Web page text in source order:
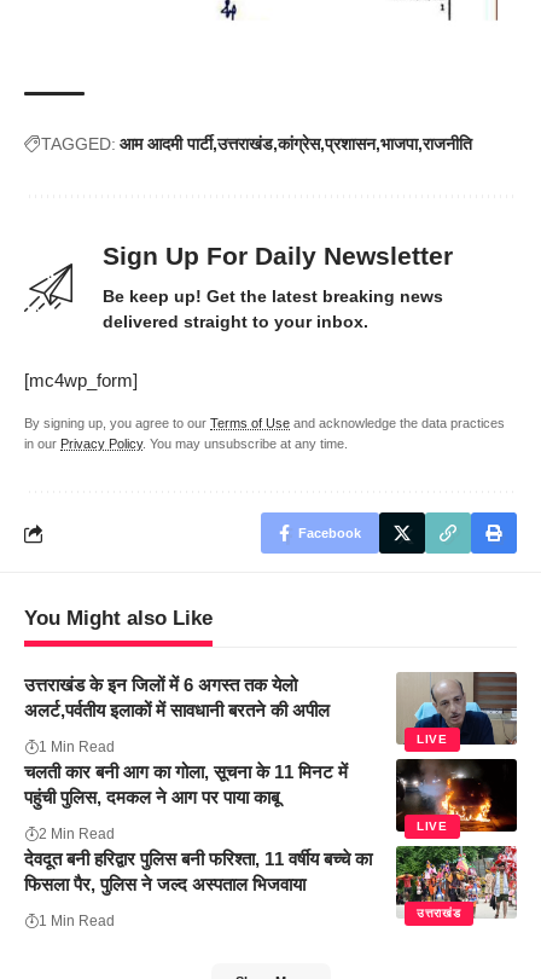
TAGGED: आम आदमी पार्टी उत्तराखंड कांग्रेस प्रशासन भाजपा राजनीति
Sign Up For Daily Newsletter
Be keep up! Get the latest breaking news
delivered straight to your inbox.
[mc4wp_form]
By signing up, you agree to our Terms of Use and acknowledge the data practices
in our Privacy Policy. You may unsubscribe at any time.
Facebook
You Might also Like
LIVE
उत्तराखंड के इन जिलों में 6 अगस्त तक येलो
अलर्ट,पर्वतीय इलाकों में सावधानी बरतने की अपील
1 Min Read
LIVE
चलती कार बनी आग का गोला, सूचना के 11 मिनट में
पहुंची पुलिस, दमकल ने आग पर पाया काबू
2 Min Read
उत्तराखंड
देवदूत बनी हरिद्वार पुलिस बनी फरिश्ता, 11 वर्षीय बच्चे का
फिसला पैर, पुलिस ने जल्द अस्पताल भिजवाया
1 Min Read